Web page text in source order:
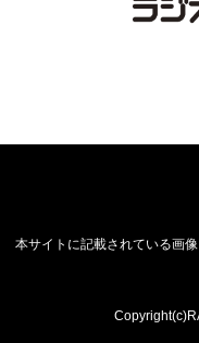
本サイトに記載されている画